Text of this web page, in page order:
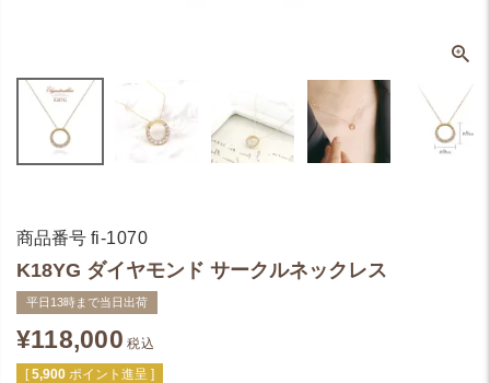
商品番号 fi-1070
K18YG ダイヤモンド サークルネックレス
平日13時まで当日出荷
¥118,000 税込
[ 5,900 ポイント進呈 ]